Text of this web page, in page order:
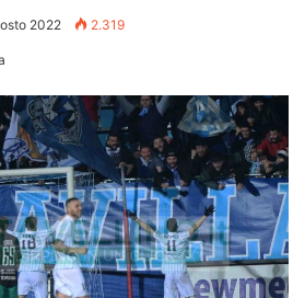
2022 2.319